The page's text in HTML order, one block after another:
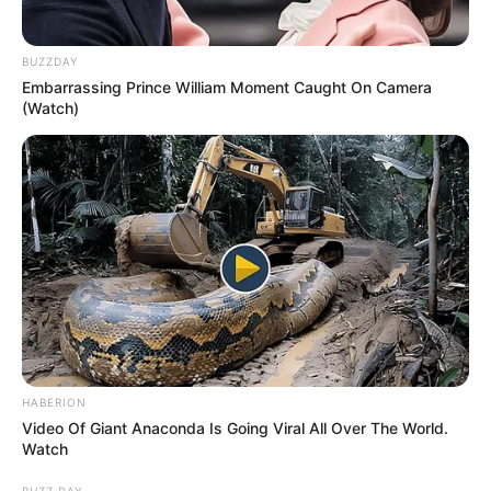
Χαλκίδας
Εύβοια: Θλίψη για γνωστό επαγγελματία που
έφυγε από την ζωή
Ακολουθήστε το evianews.com στοGoogle
News
ΤΑ ΠΙΟ ΔΗΜΟΦΙΛΗ
BUZZDAY
Embarrassing Prince William Moment Caught On Camera
(Watch)
HABERION
Video Of Giant Anaconda Is Going Viral All Over The World.
Watch